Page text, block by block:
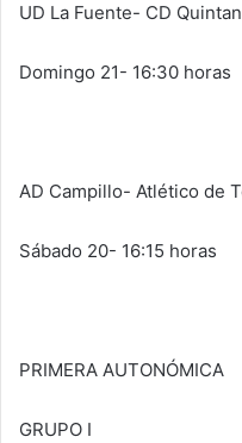
UD La Fuente- CD
Domingo 21- 16:30 horas
AD Campillo- Atlético de
Sábado 20- 16:15 horas
PRIMERA AUTONÓMICA
GRUPO I